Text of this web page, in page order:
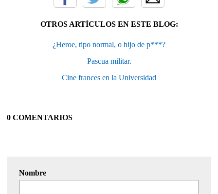
OTROS ARTÍCULOS EN ESTE BLOG:
¿Heroe, tipo normal, o hijo de p***?
Pascua militar.
Cine frances en la Universidad
0 COMENTARIOS
Nombre